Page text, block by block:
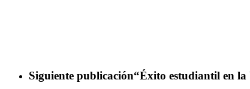
Siguiente publicación“Éxito estudiantil en